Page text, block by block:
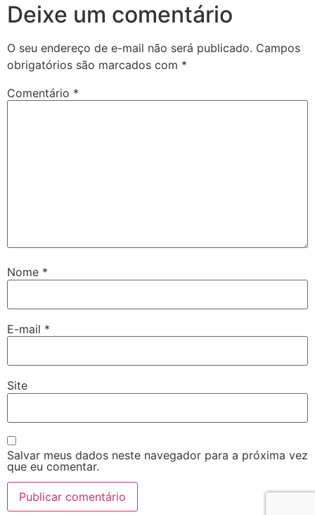
Deixe um comentário
O seu endereço de e-mail não será publicado. Campos
obrigatórios são marcados com *
Comentário *
Nome *
E-mail *
Site
Salvar meus dados neste navegador para a próxima vez
que eu comentar.